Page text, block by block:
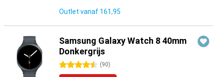
Outlet vanaf 161,95
Samsung Galaxy Watch 8 40mm
Donkergrijs
4.5 sterren (90)